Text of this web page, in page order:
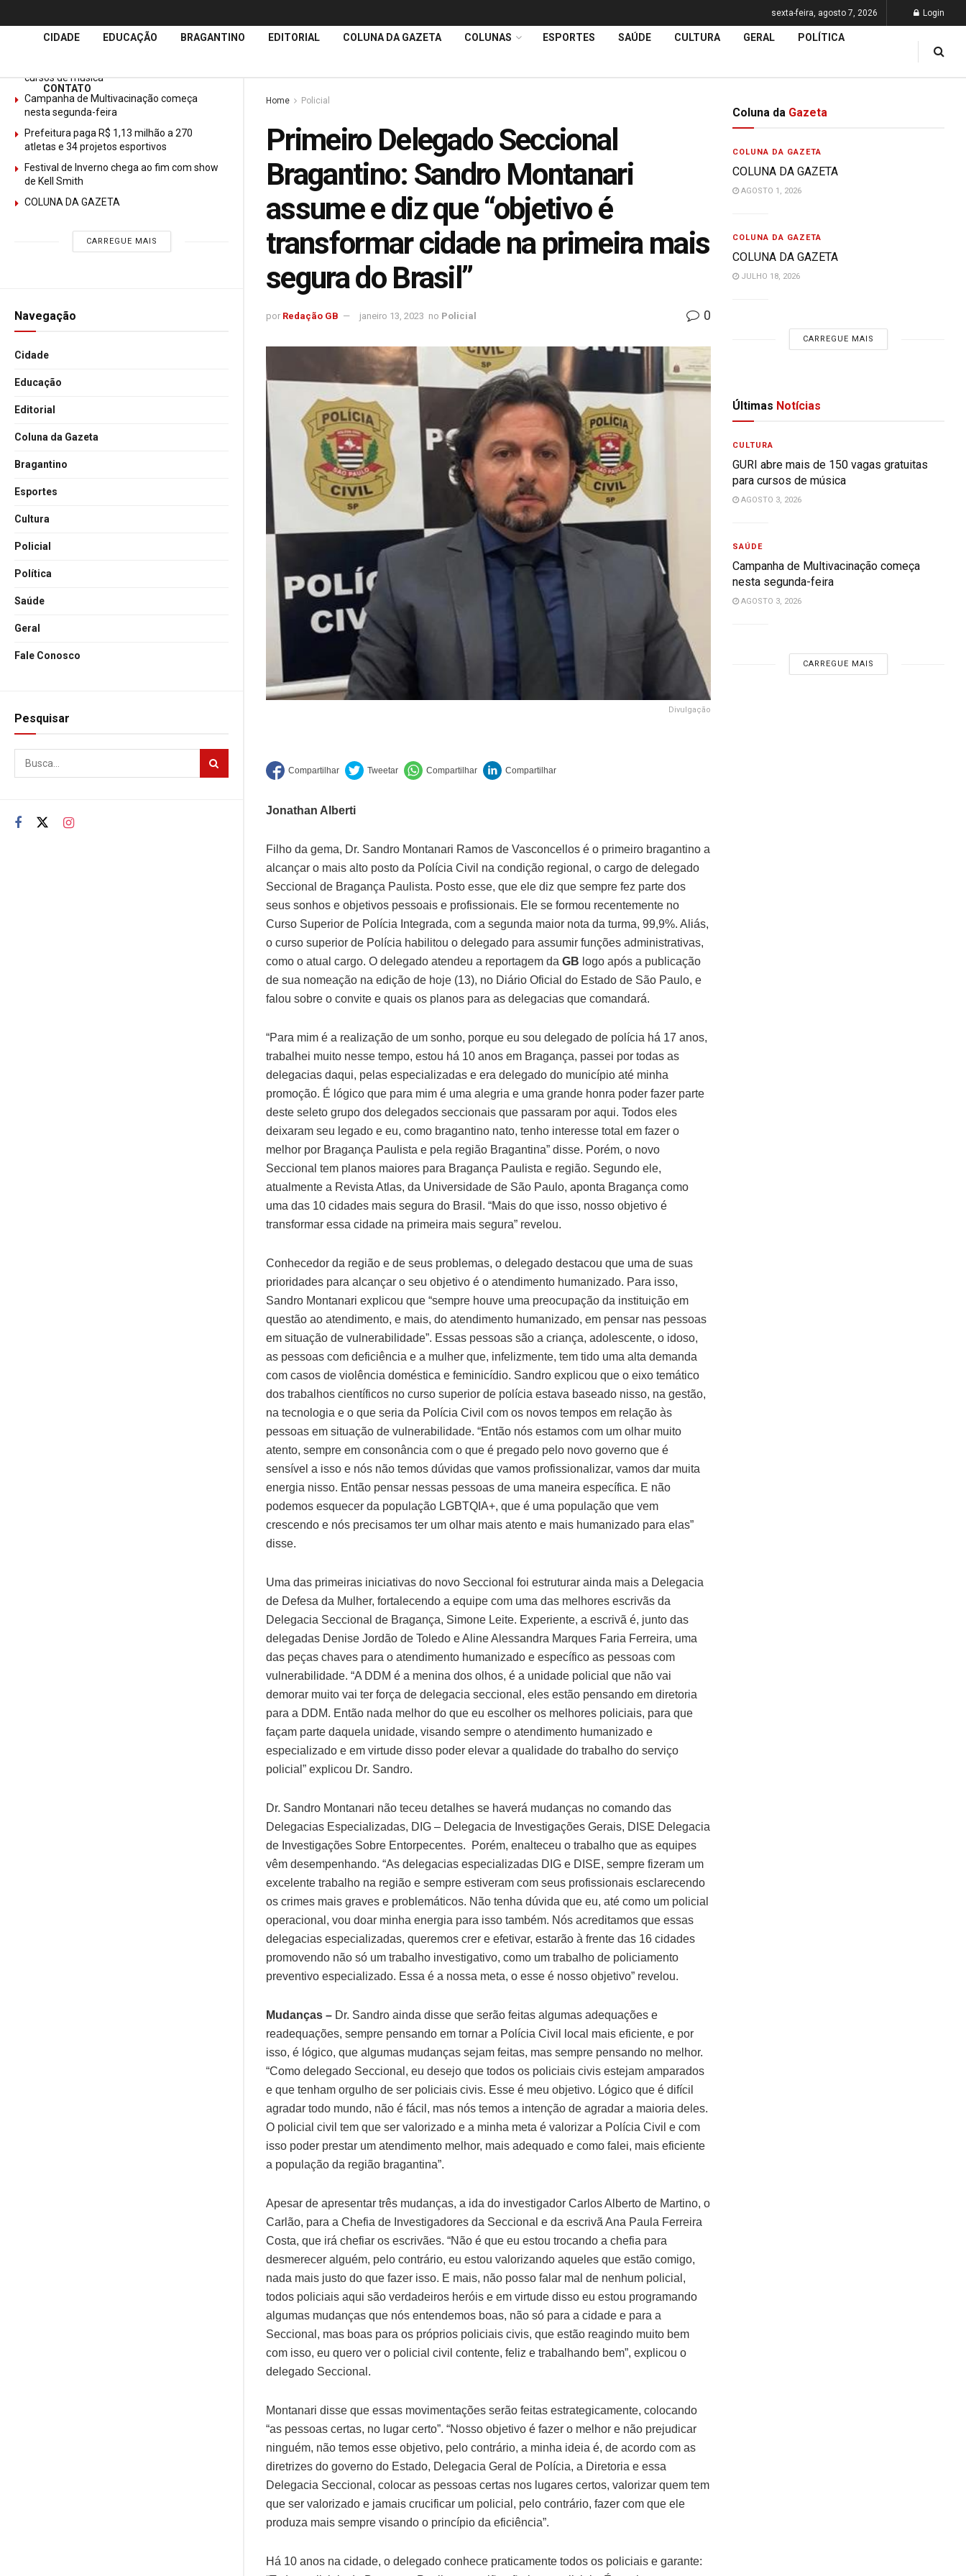
ÚltimasNotícias
cursos de música
Campanha de Multivacinação começa
nesta segunda-feira
Prefeitura paga R$ 1,13 milhão a 270
atletas e 34 projetos esportivos
Festival de Inverno chega ao fim com show
de Kell Smith
COLUNA DA GAZETA
CARREGUE MAIS
Navegação
Cidade
Educação
Editorial
Coluna da Gazeta
Bragantino
Esportes
Cultura
Policial
Política
Saúde
Geral
Fale Conosco
Pesquisar
sexta-feira, agosto 7, 2026 Login
CIDADE EDUCAÇÃO BRAGANTINO EDITORIAL COLUNA DA GAZETA COLUNAS ESPORTES SAÚDE CULTURA GERAL POLÍTICA
CONTATO
Home Policial
Primeiro Delegado Seccional
Bragantino: Sandro Montanari
assume e diz que “objetivo é
transformar cidade na primeira mais
segura do Brasil”
por Redação GB janeiro 13, 2023 no Policial 0
Divulgação
Jonathan Alberti
Filho da gema, Dr. Sandro Montanari Ramos de Vasconcellos é o primeiro bragantino a
alcançar o mais alto posto da Polícia Civil na condição regional, o cargo de delegado
Seccional de Bragança Paulista. Posto esse, que ele diz que sempre fez parte dos
seus sonhos e objetivos pessoais e profissionais. Ele se formou recentemente no
Curso Superior de Polícia Integrada, com a segunda maior nota da turma, 99,9%. Aliás,
o curso superior de Polícia habilitou o delegado para assumir funções administrativas,
como o atual cargo. O delegado atendeu a reportagem da GB logo após a publicação
de sua nomeação na edição de hoje (13), no Diário Oficial do Estado de São Paulo, e
falou sobre o convite e quais os planos para as delegacias que comandará.
“Para mim é a realização de um sonho, porque eu sou delegado de polícia há 17 anos,
trabalhei muito nesse tempo, estou há 10 anos em Bragança, passei por todas as
delegacias daqui, pelas especializadas e era delegado do município até minha
promoção. É lógico que para mim é uma alegria e uma grande honra poder fazer parte
deste seleto grupo dos delegados seccionais que passaram por aqui. Todos eles
deixaram seu legado e eu, como bragantino nato, tenho interesse total em fazer o
melhor por Bragança Paulista e pela região Bragantina” disse. Porém, o novo
Seccional tem planos maiores para Bragança Paulista e região. Segundo ele,
atualmente a Revista Atlas, da Universidade de São Paulo, aponta Bragança como
uma das 10 cidades mais segura do Brasil. “Mais do que isso, nosso objetivo é
transformar essa cidade na primeira mais segura” revelou.
Conhecedor da região e de seus problemas, o delegado destacou que uma de suas
prioridades para alcançar o seu objetivo é o atendimento humanizado. Para isso,
Sandro Montanari explicou que “sempre houve uma preocupação da instituição em
questão ao atendimento, e mais, do atendimento humanizado, em pensar nas pessoas
em situação de vulnerabilidade”. Essas pessoas são a criança, adolescente, o idoso,
as pessoas com deficiência e a mulher que, infelizmente, tem tido uma alta demanda
com casos de violência doméstica e feminicídio. Sandro explicou que o eixo temático
dos trabalhos científicos no curso superior de polícia estava baseado nisso, na gestão,
na tecnologia e o que seria da Polícia Civil com os novos tempos em relação às
pessoas em situação de vulnerabilidade. “Então nós estamos com um olhar muito
atento, sempre em consonância com o que é pregado pelo novo governo que é
sensível a isso e nós não temos dúvidas que vamos profissionalizar, vamos dar muita
energia nisso. Então pensar nessas pessoas de uma maneira específica. E não
podemos esquecer da população LGBTQIA+, que é uma população que vem
crescendo e nós precisamos ter um olhar mais atento e mais humanizado para elas”
disse.
Uma das primeiras iniciativas do novo Seccional foi estruturar ainda mais a Delegacia
de Defesa da Mulher, fortalecendo a equipe com uma das melhores escrivãs da
Delegacia Seccional de Bragança, Simone Leite. Experiente, a escrivã é, junto das
delegadas Denise Jordão de Toledo e Aline Alessandra Marques Faria Ferreira, uma
das peças chaves para o atendimento humanizado e específico as pessoas com
vulnerabilidade. “A DDM é a menina dos olhos, é a unidade policial que não vai
demorar muito vai ter força de delegacia seccional, eles estão pensando em diretoria
para a DDM. Então nada melhor do que eu escolher os melhores policiais, para que
façam parte daquela unidade, visando sempre o atendimento humanizado e
especializado e em virtude disso poder elevar a qualidade do trabalho do serviço
policial” explicou Dr. Sandro.
Dr. Sandro Montanari não teceu detalhes se haverá mudanças no comando das
Delegacias Especializadas, DIG – Delegacia de Investigações Gerais, DISE Delegacia
de Investigações Sobre Entorpecentes. Porém, enalteceu o trabalho que as equipes
vêm desempenhando. “As delegacias especializadas DIG e DISE, sempre fizeram um
excelente trabalho na região e sempre estiveram com seus profissionais esclarecendo
os crimes mais graves e problemáticos. Não tenha dúvida que eu, até como um policial
operacional, vou doar minha energia para isso também. Nós acreditamos que essas
delegacias especializadas, queremos crer e efetivar, estarão à frente das 16 cidades
promovendo não só um trabalho investigativo, como um trabalho de policiamento
preventivo especializado. Essa é a nossa meta, o esse é nosso objetivo” revelou.
Mudanças – Dr. Sandro ainda disse que serão feitas algumas adequações e
readequações, sempre pensando em tornar a Polícia Civil local mais eficiente, e por
isso, é lógico, que algumas mudanças sejam feitas, mas sempre pensando no melhor.
“Como delegado Seccional, eu desejo que todos os policiais civis estejam amparados
e que tenham orgulho de ser policiais civis. Esse é meu objetivo. Lógico que é difícil
agradar todo mundo, não é fácil, mas nós temos a intenção de agradar a maioria deles.
O policial civil tem que ser valorizado e a minha meta é valorizar a Polícia Civil e com
isso poder prestar um atendimento melhor, mais adequado e como falei, mais eficiente
a população da região bragantina”.
Apesar de apresentar três mudanças, a ida do investigador Carlos Alberto de Martino, o
Carlão, para a Chefia de Investigadores da Seccional e da escrivã Ana Paula Ferreira
Costa, que irá chefiar os escrivães. “Não é que eu estou trocando a chefia para
desmerecer alguém, pelo contrário, eu estou valorizando aqueles que estão comigo,
nada mais justo do que fazer isso. E mais, não posso falar mal de nenhum policial,
todos policiais aqui são verdadeiros heróis e em virtude disso eu estou programando
algumas mudanças que nós entendemos boas, não só para a cidade e para a
Seccional, mas boas para os próprios policiais civis, que estão reagindo muito bem
com isso, eu quero ver o policial civil contente, feliz e trabalhando bem”, explicou o
delegado Seccional.
Montanari disse que essas movimentações serão feitas estrategicamente, colocando
“as pessoas certas, no lugar certo”. “Nosso objetivo é fazer o melhor e não prejudicar
ninguém, não temos esse objetivo, pelo contrário, a minha ideia é, de acordo com as
diretrizes do governo do Estado, Delegacia Geral de Polícia, a Diretoria e essa
Delegacia Seccional, colocar as pessoas certas nos lugares certos, valorizar quem tem
que ser valorizado e jamais crucificar um policial, pelo contrário, fazer com que ele
produza mais sempre visando o princípio da eficiência”.
Há 10 anos na cidade, o delegado conhece praticamente todos os policiais e garante:
Coluna da Gazeta
COLUNA DA GAZETA
COLUNA DA GAZETA
AGOSTO 1, 2026
COLUNA DA GAZETA
COLUNA DA GAZETA
JULHO 18, 2026
CARREGUE MAIS
Últimas Notícias
CULTURA
GURI abre mais de 150 vagas gratuitas
para cursos de música
AGOSTO 3, 2026
SAÚDE
Campanha de Multivacinação começa
nesta segunda-feira
AGOSTO 3, 2026
CARREGUE MAIS